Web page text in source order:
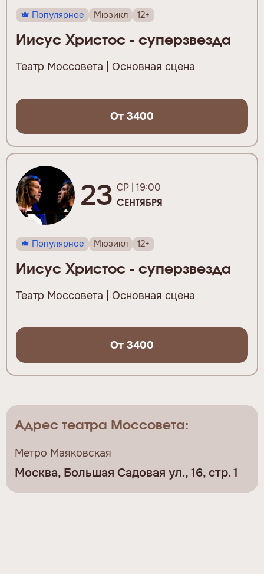
Популярное Мюзикл 12+
Иисус Христос - суперзвезда
Театр Моссовета | Основная сцена
От 3400
23 СР | 19:00
СЕНТЯБРЯ
Популярное Мюзикл 12+
Иисус Христос - суперзвезда
Театр Моссовета | Основная сцена
От 3400
Адрес театра Моссовета:
Метро Маяковская
Москва, Большая Садовая ул., 16, стр. 1